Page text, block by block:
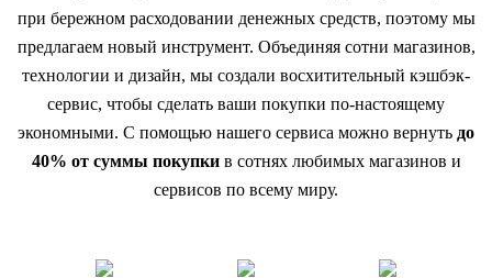
при бережном расходовании денежных средств, поэтому мы
предлагаем новый инструмент. Объединяя сотни магазинов,
технологии и дизайн, мы создали восхитительный кэшбэк-
сервис, чтобы сделать ваши покупки по-настоящему
экономными. С помощью нашего сервиса можно вернуть до
40% от суммы покупкив сотнях любимых магазинов и
сервисов по всему миру.